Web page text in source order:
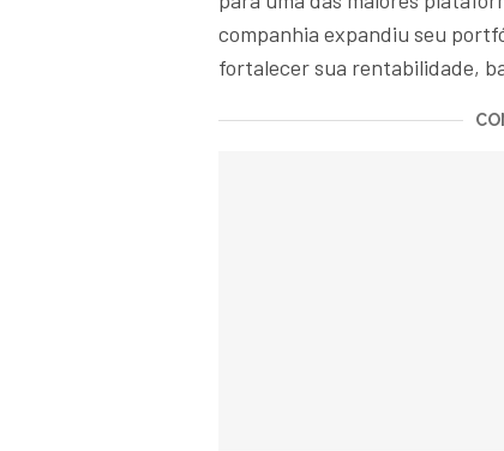
companhia expandiu seu
fortalecer sua rentabilidade,